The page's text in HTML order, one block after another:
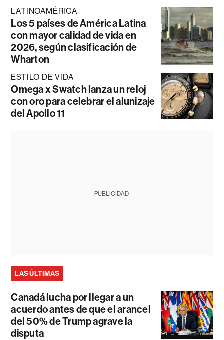
LATINOAMÉRICA
Los 5 países de América Latina
con mayor calidad de vida en
2026, según clasificación de
Wharton
ESTILO DE VIDA
Omega x Swatch lanza un reloj
con oro para celebrar el alunizaje
del Apollo 11
PUBLICIDAD
LAS ÚLTIMAS
Canadá lucha por llegar a un
acuerdo antes de que el arancel
del 50% de Trump agrave la
disputa